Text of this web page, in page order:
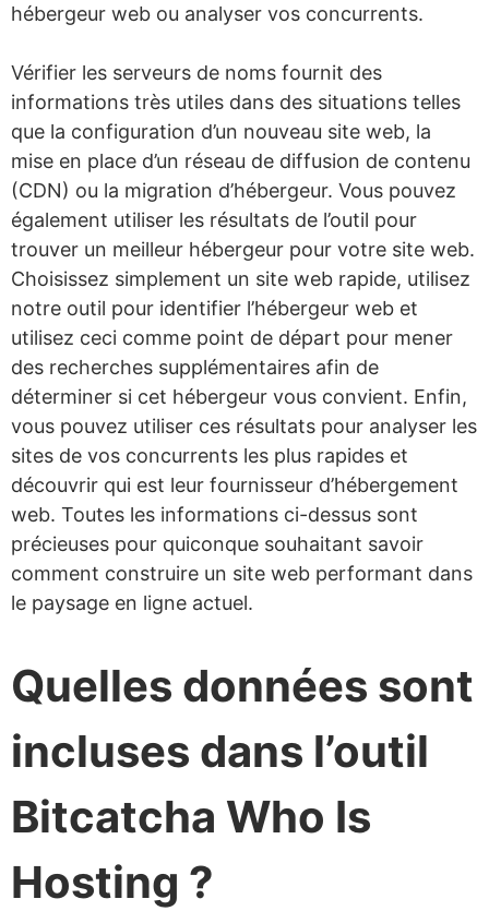
hébergeur web ou analyser vos concurrents.
Vérifier les serveurs de noms fournit des
informations très utiles dans des situations telles
que la configuration d’un nouveau site web, la
mise en place d’un réseau de diffusion de contenu
(CDN) ou la migration d’hébergeur. Vous pouvez
également utiliser les résultats de l’outil pour
trouver un meilleur hébergeur pour votre site web.
Choisissez simplement un site web rapide, utilisez
notre outil pour identifier l’hébergeur web et
utilisez ceci comme point de départ pour mener
des recherches supplémentaires afin de
déterminer si cet hébergeur vous convient. Enfin,
vous pouvez utiliser ces résultats pour analyser les
sites de vos concurrents les plus rapides et
découvrir qui est leur fournisseur d’hébergement
web. Toutes les informations ci-dessus sont
précieuses pour quiconque souhaitant savoir
comment construire un site web performant dans
le paysage en ligne actuel.
Quelles données sont
incluses dans l’outil
Bitcatcha Who Is
Hosting ?